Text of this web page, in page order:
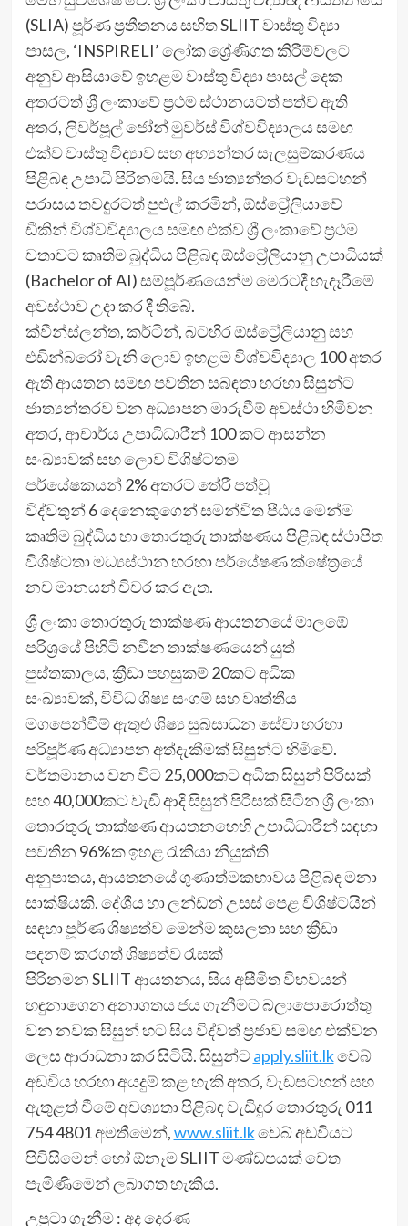
(SLIA) පූර්ණ ප්‍රතීතනය සහිත SLIIT වාස්තු විද්‍යා
පාසල, ‘INSPIRELI’ ලෝක ශ්‍රේණිගත කිරීම්වලට
අනුව ආසියාවේ ඉහළම වාස්තු විද්‍යා පාසල් දෙක
අතරටත් ශ්‍රී ලංකාවේ ප්‍රථම ස්ථානයටත් පත්ව ඇති
අතර, ලිවර්පූල් ජෝන් මුවර්ස් විශ්වවිද්‍යාලය සමඟ
එක්ව වාස්තු විද්‍යාව සහ අභ්‍යන්තර සැලසුම්කරණය
පිළිබඳ උපාධි පිරිනමයි. සිය ජාත්‍යන්තර වැඩසටහන්
පරාසය තවදුරටත් පුළුල් කරමින්, ඕස්ට්‍රේලියාවේ
ඩීකින් විශ්වවිද්‍යාලය සමඟ එක්ව ශ්‍රී ලංකාවේ ප්‍රථම
වතාවට කෘතිම බුද්ධිය පිළිබඳ ඕස්ට්‍රේලියානු උපාධියක්
(Bachelor of AI) සම්පූර්ණයෙන්ම මෙරටදී හැදෑරීමේ
අවස්ථාව උදා කර දී තිබේ.
ක්වීන්ස්ලන්ත, කර්ටින්, බටහිර ඕස්ට්‍රේලියානු සහ
එඩින්බරෝ වැනි ලොව ඉහළම විශ්වවිද්‍යාල 100 අතර
ඇති ආයතන සමඟ පවතින සබඳතා හරහා සිසුන්ට
ජාත්‍යන්තරව වන අධ්‍යාපන මාරුවීම් අවස්ථා හිමිවන
අතර, ආචාර්ය උපාධිධාරීන් 100 කට ආසන්න
සංඛ්‍යාවක් සහ ලොව විශිෂ්ටතම
පර්යේෂකයන් 2% අතරට තේරී පත්වූ
විද්වතුන් 6 දෙනෙකුගෙන් සමන්විත පීඨය මෙන්ම
කෘතිම බුද්ධිය හා තොරතුරු තාක්ෂණය පිළිබඳ ස්ථාපිත
විශිෂ්ටතා මධ්‍යස්ථාන හරහා පර්යේෂණ ක්ෂේත්‍රයේ
නව මානයන් විවර කර ඇත.
ශ්‍රී ලංකා තොරතුරු තාක්ෂණ ආයතනයේ මාලඹේ
පරිශ්‍රයේ පිහිටි නවීන තාක්ෂණයෙන් යුත්
පුස්තකාලය, ක්‍රීඩා පහසුකම් 20කට අධික
සංඛ්‍යාවක්, විවිධ ශිෂ්‍ය සංගම් සහ වෘත්තීය
මගපෙන්වීම් ඇතුළු ශිෂ්‍ය සුබසාධන සේවා හරහා
පරිපූර්ණ අධ්‍යාපන අත්දැකීමක් සිසුන්ට හිමිවේ.
වර්තමානය වන විට 25,000කට අධික සිසුන් පිරිසක්
සහ 40,000කට වැඩි ආදි සිසුන් පිරිසක් සිටින ශ්‍රී ලංකා
තොරතුරු තාක්ෂණ ආයතනහෙහි උපාධිධාරීන් සඳහා
පවතින 96%ක ඉහළ රැකියා නියුක්ති
අනුපාතය, ආයතනයේ ගුණාත්මකභාවය පිළිබඳ මනා
සාක්ෂියකි. දේශීය හා ලන්ඩන් උසස් පෙළ විශිෂ්ටයින්
සඳහා පූර්ණ ශිෂ්‍යත්ව මෙන්ම කුසලතා සහ ක්‍රීඩා
පදනම් කරගත් ශිෂ්‍යත්ව රැසක්
පිරිනමන SLIIT ආයතනය, සිය අසීමිත විභවයන්
හඳුනාගෙන අනාගතය ජය ගැනීමට බලාපොරොත්තු
වන නවක සිසුන් හට සිය විද්වත් ප්‍රජාව සමඟ එක්වන
ලෙස ආරාධනා කර සිටියි. සිසුන්ටapply.sliit.lkවෙබ්
අඩවිය හරහා අයදුම් කළ හැකි අතර, වැඩසටහන් සහ
ඇතුළත් වීමේ අවශ්‍යතා පිළිබඳ වැඩිදුර තොරතුරු 011
754 4801 අමතීමෙන්,www.sliit.lkවෙබ් අඩවියට
පිවිසීමෙන් හෝ ඕනෑම SLIIT මණ්ඩපයක් වෙත
පැමිණීමෙන් ලබාගත හැකිය.
උපුටා ගැනීම : අද දෙරණ